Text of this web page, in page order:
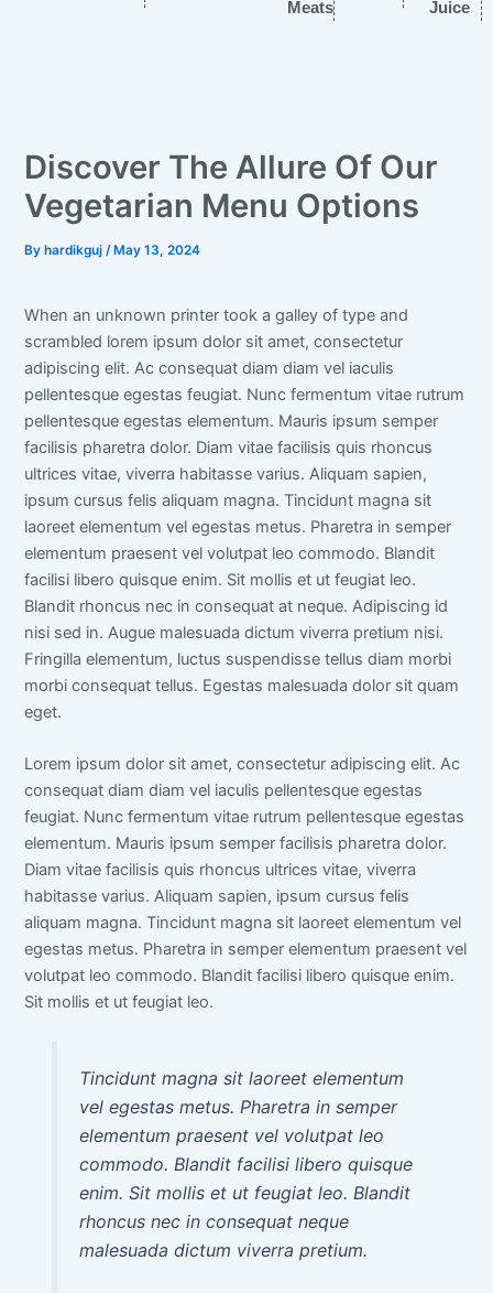
Meats
Juice
Discover The Allure Of Our
Vegetarian Menu Options
Byhardikguj /May 13, 2024
When an unknown printer took a galley of type and
scrambled lorem ipsum dolor sit amet, consectetur
adipiscing elit. Ac consequat diam diam vel iaculis
pellentesque egestas feugiat. Nunc fermentum vitae rutrum
pellentesque egestas elementum. Mauris ipsum semper
facilisis pharetra dolor. Diam vitae facilisis quis rhoncus
ultrices vitae, viverra habitasse varius. Aliquam sapien,
ipsum cursus felis aliquam magna. Tincidunt magna sit
laoreet elementum vel egestas metus. Pharetra in semper
elementum praesent vel volutpat leo commodo. Blandit
facilisi libero quisque enim. Sit mollis et ut feugiat leo.
Blandit rhoncus nec in consequat at neque. Adipiscing id
nisi sed in. Augue malesuada dictum viverra pretium nisi.
Fringilla elementum, luctus suspendisse tellus diam morbi
morbi consequat tellus. Egestas malesuada dolor sit quam
eget.
Lorem ipsum dolor sit amet, consectetur adipiscing elit. Ac
consequat diam diam vel iaculis pellentesque egestas
feugiat. Nunc fermentum vitae rutrum pellentesque egestas
elementum. Mauris ipsum semper facilisis pharetra dolor.
Diam vitae facilisis quis rhoncus ultrices vitae, viverra
habitasse varius. Aliquam sapien, ipsum cursus felis
aliquam magna. Tincidunt magna sit laoreet elementum vel
egestas metus. Pharetra in semper elementum praesent vel
volutpat leo commodo. Blandit facilisi libero quisque enim.
Sit mollis et ut feugiat leo.
Tincidunt magna sit laoreet elementum
vel egestas metus. Pharetra in semper
elementum praesent vel volutpat leo
commodo. Blandit facilisi libero quisque
enim. Sit mollis et ut feugiat leo. Blandit
rhoncus nec in consequat neque
malesuada dictum viverra pretium.